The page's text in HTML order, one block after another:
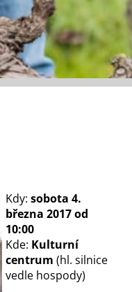
Kdy: sobota 4.
března 2017 od
10:00
Kde: Kulturní
centrum (hl. silnice
vedle hospody)